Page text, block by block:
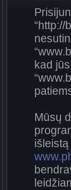
kad
Mūsų
išleistą